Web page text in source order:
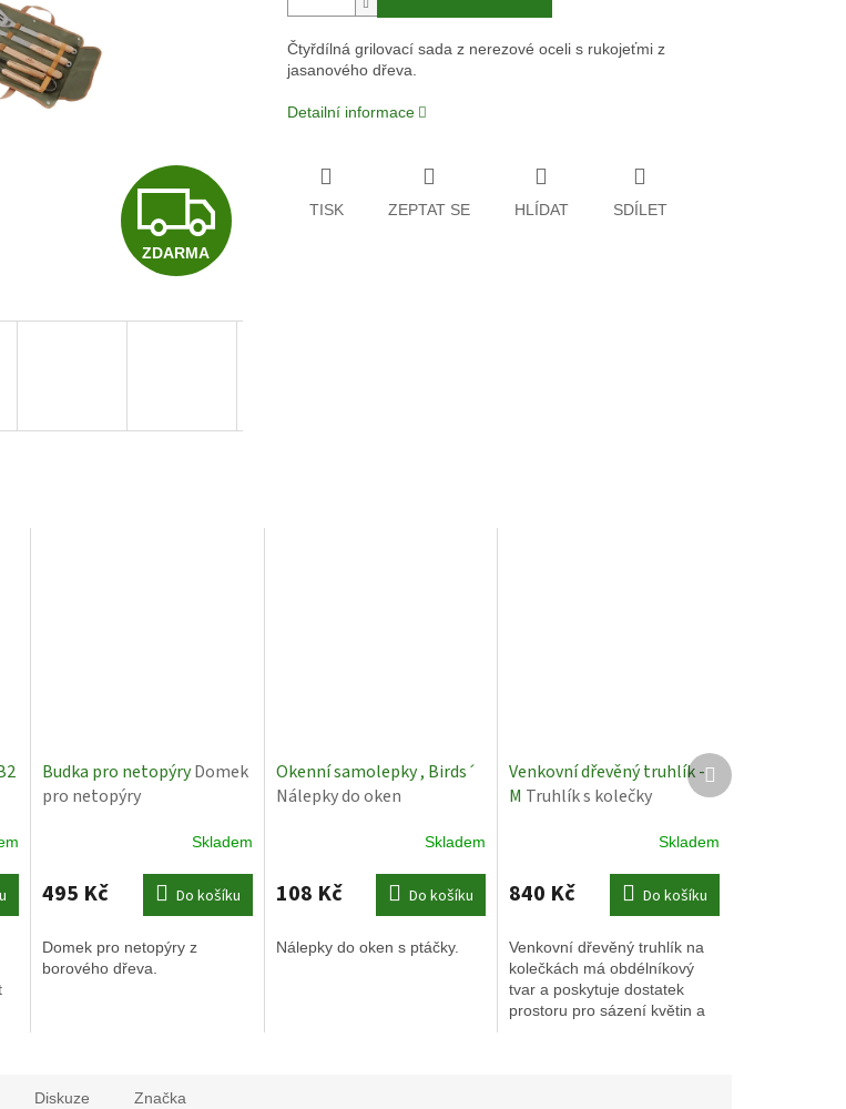
Z
D
R
M
ZDARMA
Čtyřdílná grilovací sada z nerezové oceli s rukojeťmi z
jasanového dřeva.
Detailní informace
TISK ZEPTAT SE HLÍDAT SDÍLET
Budka pro netopýryDomek
pro netopýry
Skladem
495 Kč Do košíku
Domek pro netopýry z
borového dřeva.
Okenní samolepky , Birds´
Nálepky do oken
Skladem
108 Kč Do košíku
Nálepky do oken s ptáčky.
Venkovní dřevěný truhlík -
M Truhlík s kolečky
Skladem
840 Kč Do košíku
Venkovní dřevěný truhlík na
kolečkách má obdélníkový
tvar a poskytuje dostatek
prostoru pro sázení květin a
Další
produkt
Diskuze Značka